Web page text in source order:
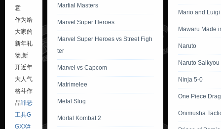
意
作为给
大家的
新年礼
物,新
开近年
大人气
格斗作
品罪恶
工具G
GXX#
Martial Masters
Marvel Super Heroes
Marvel Super Heroes vs Street Figh
ter
Marvel vs Capcom
Matrimelee
Metal Slug
Mortal Kombat 2
Mario and Luigi
Mawaru Made
Naruto
Naruto
Ninja 5-0
One Piece
Onimusha